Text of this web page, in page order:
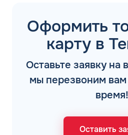
Оформить
карту в
Оставьте заявку на
мы перезвоним
время!
Оставить